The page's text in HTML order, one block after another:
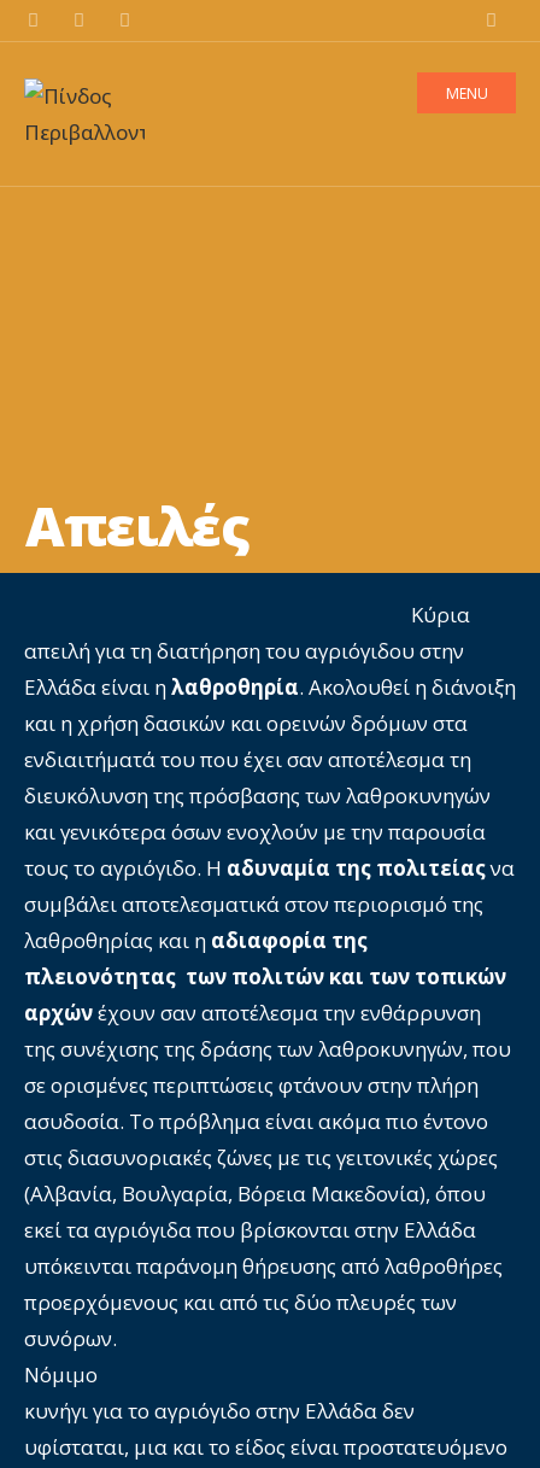
MENU
Απειλές
Κύρια
απειλή για τη διατήρηση του αγριόγιδου στην
Ελλάδα είναι ηλαθροθηρία. Ακολουθεί η διάνοιξη
και η χρήση δασικών και ορεινών δρόμων στα
ενδιαιτήματά του που έχει σαν αποτέλεσμα τη
διευκόλυνση της πρόσβασης των λαθροκυνηγών
και γενικότερα όσων ενοχλούν με την παρουσία
τους το αγριόγιδο. Η αδυναμία της πολιτείαςνα
συμβάλει αποτελεσματικά στον περιορισμό της
λαθροθηρίας και η αδιαφορία της
πλειονότητας των πολιτών και των τοπικών
αρχώνέχουν σαν αποτέλεσμα την ενθάρρυνση
της συνέχισης της δράσης των λαθροκυνηγών, που
σε ορισμένες περιπτώσεις φτάνουν στην πλήρη
ασυδοσία. Το πρόβλημα είναι ακόμα πιο έντονο
στις διασυνοριακές ζώνες με τις γειτονικές χώρες
(Αλβανία, Βουλγαρία, Βόρεια Μακεδονία), όπου
εκεί τα αγριόγιδα που βρίσκονται στην Ελλάδα
υπόκεινται παράνομη θήρευσης από λαθροθήρες
προερχόμενους και από τις δύο πλευρές των
συνόρων.
Νόμιμο
κυνήγι για το αγριόγιδο στην Ελλάδα δεν
υφίσταται, μια και το είδος είναι προστατευόμενο